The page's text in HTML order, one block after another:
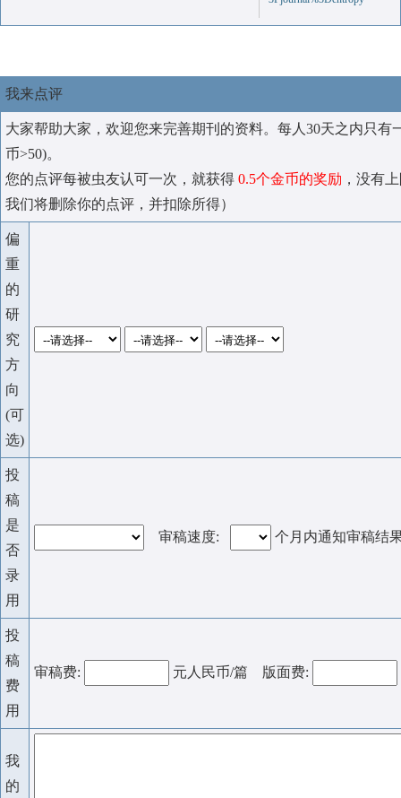
我来点评
大家帮助大家，欢迎您来完善期刊的资料。每人30天之内只有
币>50)。
您的点评每被虫友认可一次，就获得 0.5个金币的奖励 ，没有
我们将删除你的点评，并扣除所得）
偏
重
的
研
究
方
向
(可
选)
投
稿
是
否
录
用
审稿速度: 个月内通知审稿结
投
稿
费
用
审稿费: 元人民币/篇 版面费:
我
的